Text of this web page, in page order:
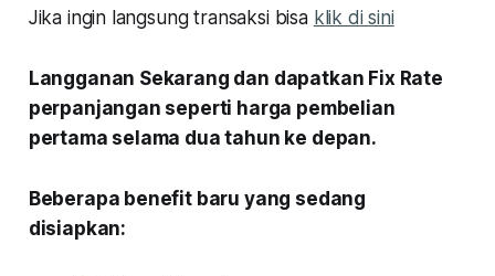
Jika ingin langsung transaksi bisa klik di sini
Langganan Sekarang dan dapatkan Fix Rate
perpanjangan seperti harga pembelian
pertama selama dua tahun ke depan.
Beberapa benefit baru yang sedang
disiapkan: